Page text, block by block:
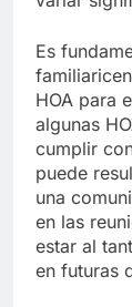
Es
HOA para
algunas
cumplir
puede
una
en las
estar al
en futuras